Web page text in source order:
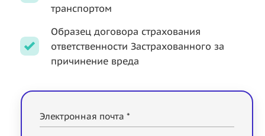
транспортом
Образец договора страхования
ответственности Застрахованного за
причинение вреда
Электронная почта *